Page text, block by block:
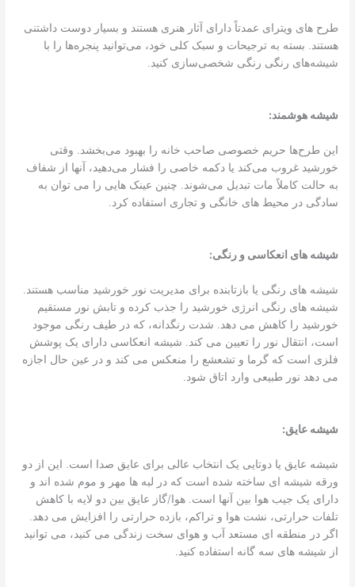
طرح های ویترای عمدتاً دارای آثار هنری هستند و بسیار دوست داشتنی
هستند. بسته به ترجیحات و سبک کلی خود، می‌توانید پنجره‌ها را با
شیشه‌های رنگی رنگی شخصی‌سازی کنید.
شیشه هوشمند:
این طرح‌ها حریم خصوصی صاحب خانه را بهبود می‌بخشد. وقتی
خورشید غروب می‌کند یا دکمه خاصی را فشار می‌دهید، آنها از شفاف
به حالت کاملاً مات تبدیل می‌شوند. چنین عینک هایی را می توان به
سادگی در محیط های خانگی و تجاری استفاده کرد.
شیشه های انعکاسی و رنگی:
شیشه های رنگی یا بازتابنده برای مدیریت نور خورشید مناسب هستند.
شیشه های رنگی انرژی خورشید را جذب کرده و تابش نور مستقیم
خورشید را کاهش می دهد. شدت رنگدانه، که در طیف رنگی موجود
است، انتقال نور را تعیین می کند. شیشه انعکاسی دارای یک پوشش
فلزی است که گرما و تشعشع را منعکس می کند و در عین حال اجازه
می دهد نور طبیعی وارد اتاق شود.
شیشه عایق:
شیشه عایق یا دوتایی یک انتخاب عالی برای عایق صدا است. این از دو
ورقه شیشه ای ساخته شده است که در لبه ها مهر و موم شده اند و
دارای یک جیب هوا بین آنها است. هوا/گاز عایق بین دو لایه با کاهش
تلفات حرارتی، نشت هوا و تراکم، بازده حرارتی را افزایش می دهد.
اگر در منطقه ای مستعد آب و هوای سخت زندگی می کنید، می توانید
از شیشه های سه گانه استفاده کنید.